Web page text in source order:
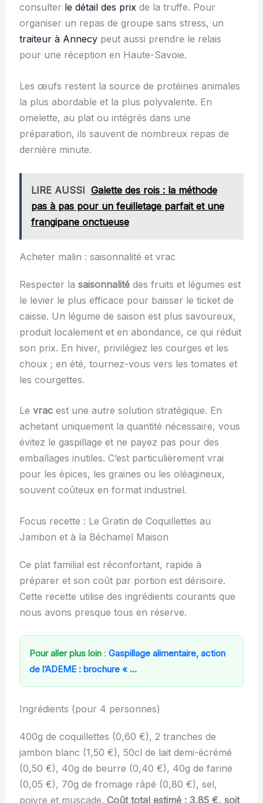
consulter le détail des prixde la truffe. Pour
organiser un repas de groupe sans stress, un
traiteur à Annecypeut aussi prendre le relais
pour une réception en Haute-Savoie.
Les œufs restent la source de protéines animales
la plus abordable et la plus polyvalente. En
omelette, au plat ou intégrés dans une
préparation, ils sauvent de nombreux repas de
dernière minute.
LIRE AUSSI Galette des rois : la méthode
pas à pas pour un feuilletage parfait et une
frangipane onctueuse
Acheter malin : saisonnalité et vrac
Respecter la saisonnalitédes fruits et légumes est
le levier le plus efficace pour baisser le ticket de
caisse. Un légume de saison est plus savoureux,
produit localement et en abondance, ce qui réduit
son prix. En hiver, privilégiez les courges et les
choux ; en été, tournez-vous vers les tomates et
les courgettes.
Le vracest une autre solution stratégique. En
achetant uniquement la quantité nécessaire, vous
évitez le gaspillage et ne payez pas pour des
emballages inutiles. C’est particulièrement vrai
pour les épices, les graines ou les oléagineux,
souvent coûteux en format industriel.
Focus recette : Le Gratin de Coquillettes au
Jambon et à la Béchamel Maison
Ce plat familial est réconfortant, rapide à
préparer et son coût par portion est dérisoire.
Cette recette utilise des ingrédients courants que
nous avons presque tous en réserve.
Pour aller plus loin: Gaspillage alimentaire, action
de l’ADEME : brochure « …
Ingrédients (pour 4 personnes)
400g de coquillettes (0,60 €), 2 tranches de
jambon blanc (1,50 €), 50cl de lait demi-écrémé
(0,50 €), 40g de beurre (0,40 €), 40g de farine
(0,05 €), 70g de fromage râpé (0,80 €), sel,
poivre et muscade. Coût total estimé : 3,85 €, soit